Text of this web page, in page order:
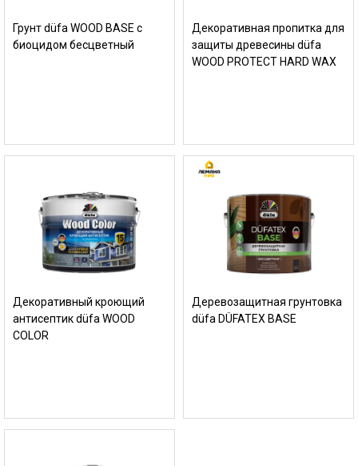
Грунт düfa WOOD BASE с
биоцидом бесцветный
Декоративная пропитка для
защиты древесины düfa
WOOD PROTECT HARD WAX
Декоративный кроющий
антисептик düfa WOOD
COLOR
Деревозащитная грунтовка
düfa DÜFATEX BASE